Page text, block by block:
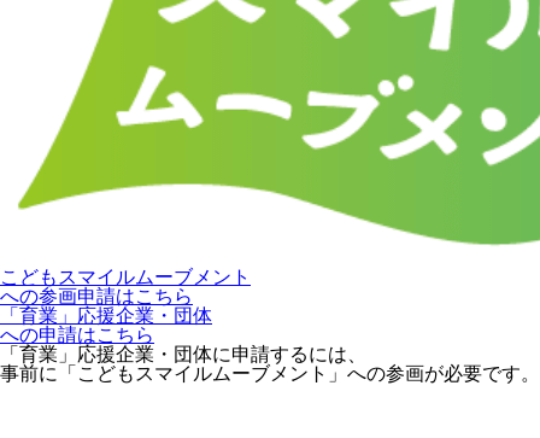
こどもスマイルムーブメント
への参画申請はこちら
「育業」応援企業・団体
への申請はこちら
「育業」応援企業・団体に申請するには、
事前に「こどもスマイルムーブメント」への参画が必要です。